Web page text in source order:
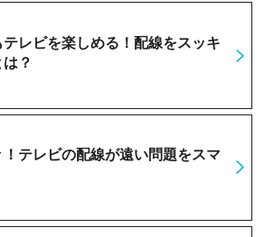
レビを楽しめる！配線をスッキ
？
テレビの配線が遠い問題をスマ